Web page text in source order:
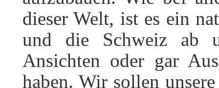
dieser Welt, ist es ein
und die Schweiz ab
Ansichten oder gar
haben. Wir sollen